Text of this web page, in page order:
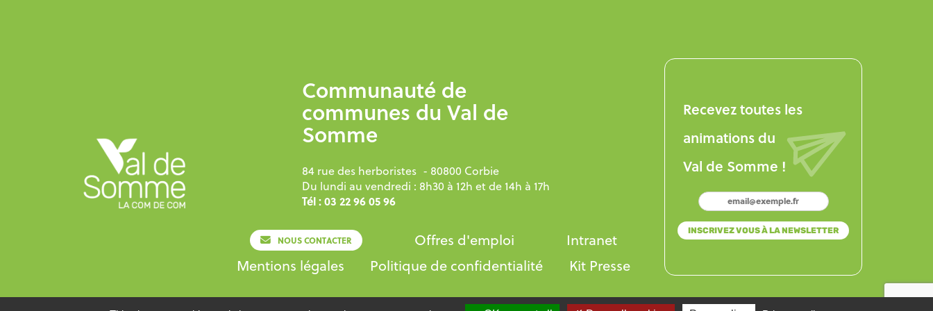
Communauté de
communes du Val de
Somme
84 rue des herboristes - 80800 Corbie
Du lundi au vendredi : 8h30 à 12h et de 14h à 17h
Tél : 03 22 96 05 96
NOUS CONTACTER Offres d'emploi
Intranet
Mentions légales
Politique de confidentialité Kit Presse
Recevez toutes les
animations du
Val de Somme !